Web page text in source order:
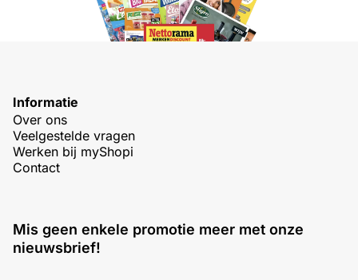
Informatie
Over ons
Veelgestelde vragen
Werken bij myShopi
Contact
Mis geen enkele promotie meer met onze
nieuwsbrief!